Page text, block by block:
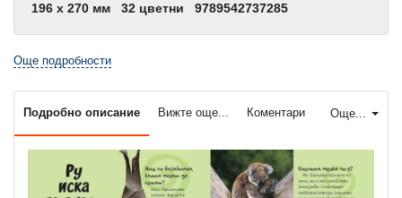
196 x 270 мм
32 цветни
9789542737285
Още подробности
Още...
Подробно описание Вижте още... Коментари